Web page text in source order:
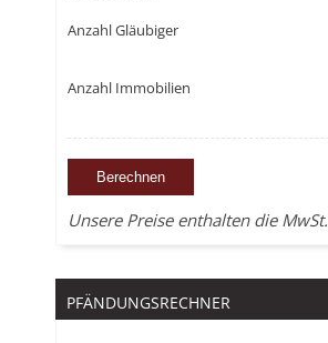
Anzahl Gläubiger
Anzahl Immobilien
Unsere Preise enthalten die MwSt.
PFÄNDUNGSRECHNER